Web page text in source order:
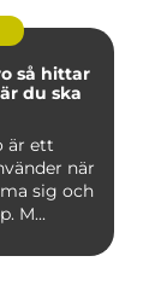
du ska
är ett
när
sig och
M...